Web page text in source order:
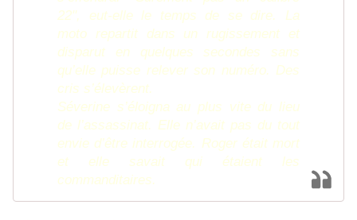
22", eut-elle le temps de se dire. La
moto repartit dans un rugissement et
disparut en quelques secondes sans
qu’elle puisse relever son numéro. Des
cris s’élevèrent.
Séverine s’éloigna au plus vite du lieu
de l’assassinat. Elle n’avait pas du tout
envie d’être interrogée. Roger était mort
et elle savait qui étaient les
commanditaires.